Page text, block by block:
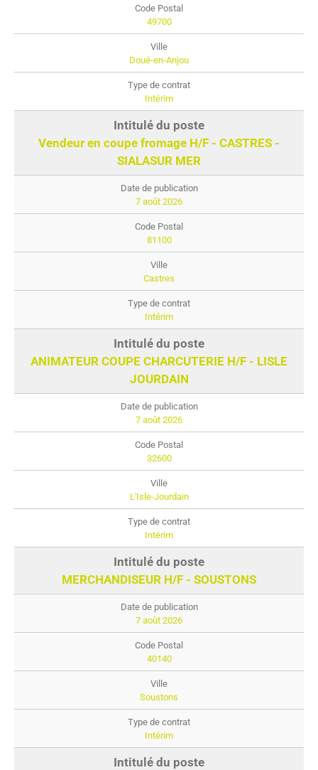
49700
Doué-en-Anjou
Intérim
Vendeur en coupe fromage H/F - CASTRES -
SIALASUR MER
7 août 2026
81100
Castres
Intérim
ANIMATEUR COUPE CHARCUTERIE H/F - LISLE
JOURDAIN
7 août 2026
32600
L'Isle-Jourdain
Intérim
MERCHANDISEUR H/F - SOUSTONS
7 août 2026
40140
Soustons
Intérim